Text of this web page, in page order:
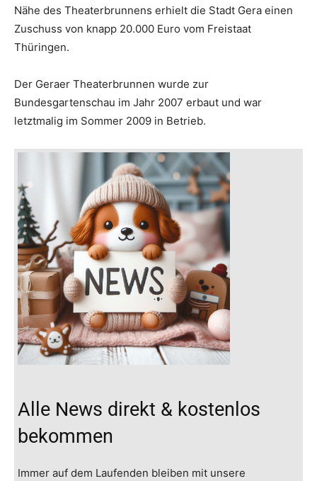
Nähe des Theaterbrunnens erhielt die Stadt Gera einen
Zuschuss von knapp 20.000 Euro vom Freistaat
Thüringen.
Der Geraer Theaterbrunnen wurde zur
Bundesgartenschau im Jahr 2007 erbaut und war
letztmalig im Sommer 2009 in Betrieb.
Alle News direkt & kostenlos
bekommen
Immer auf dem Laufenden bleiben mit unsere